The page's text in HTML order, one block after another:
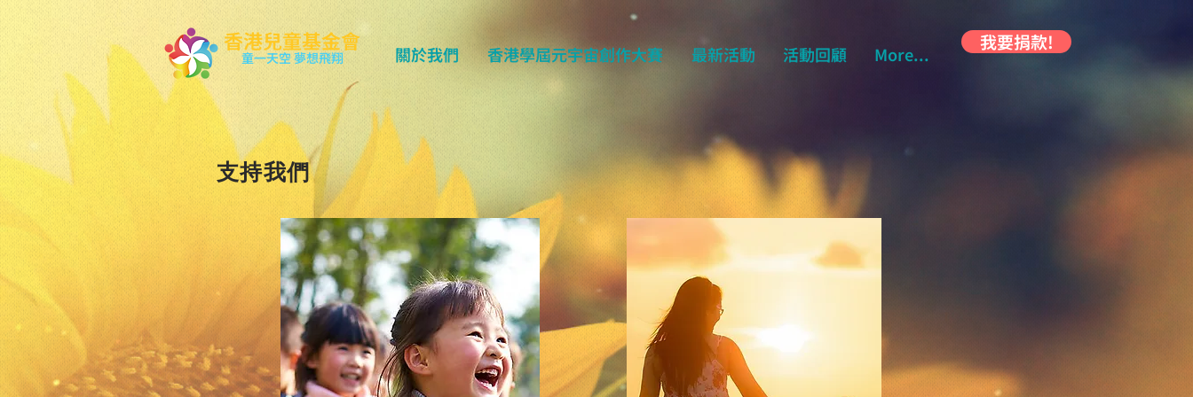
童一天空 夢想飛翔
香港兒童基金會 關於我們 香港學屆元宇宙創作大賽 最新活動 活動回顧 More...
我要捐款!
​支持我們